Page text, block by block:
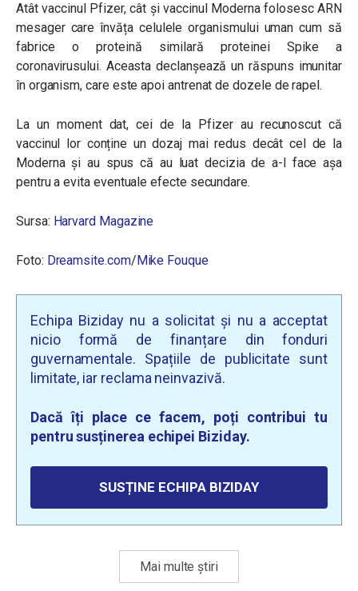
Atât vaccinul Pfizer, cât și vaccinul Moderna folosesc ARN
mesager care învăța celulele organismului uman cum să
fabrice o proteină similară proteinei Spike a
coronavirusului. Aceasta declanșează un răspuns imunitar
în organism, care este apoi antrenat de dozele de rapel.
La un moment dat, cei de la Pfizer au recunoscut că
vaccinul lor conține un dozaj mai redus decât cel de la
Moderna și au spus că au luat decizia de a-l face așa
pentru a evita eventuale efecte secundare.
Sursa: Harvard Magazine
Foto: Dreamsite.com/Mike Fouque
Echipa Biziday nu a solicitat și nu a acceptat
nicio formă de finanțare din fonduri
guvernamentale. Spațiile de publicitate sunt
limitate, iar reclama neinvazivă.
Dacă îți place ce facem, poți contribui tu
pentru susținerea echipei Biziday.
SUSȚINE ECHIPA BIZIDAY
Mai multe știri